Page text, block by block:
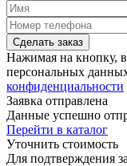
Сделать заказ
Нажимая на кнопку,
персональных
конфиденциальности
Заявка отправлена
Данные успешно
Перейти в каталог
Уточнить стоимость
Для подтверждения